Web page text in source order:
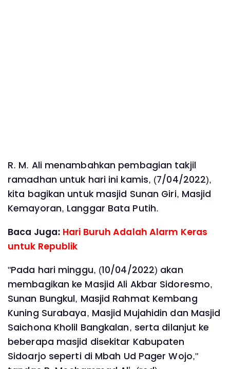
R. M. Ali menambahkan pembagian takjil
ramadhan untuk hari ini kamis, (7/04/2022),
kita bagikan untuk masjid Sunan Giri, Masjid
Kemayoran, Langgar Bata Putih.
Baca Juga: Hari Buruh Adalah Alarm Keras
untuk Republik
"Pada hari minggu, (10/04/2022) akan
membagikan ke Masjid Ali Akbar Sidoresmo,
Sunan Bungkul, Masjid Rahmat Kembang
Kuning Surabaya, Masjid Mujahidin dan Masjid
Saichona Kholil Bangkalan, serta dilanjut ke
beberapa masjid disekitar Kabupaten
Sidoarjo seperti di Mbah Ud Pager Wojo,"